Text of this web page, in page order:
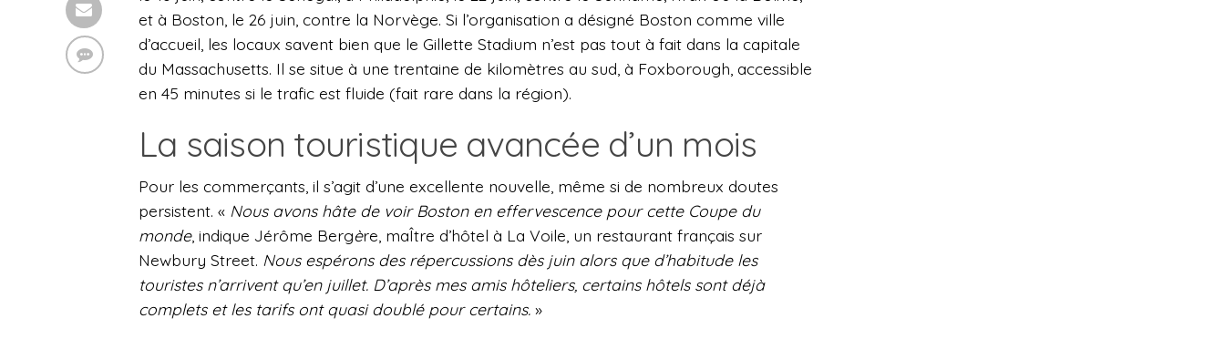
et à Boston, le 26 juin, contre la Norvège. Si l’organisation a désigné Boston comme ville
d’accueil, les locaux savent bien que le Gillette Stadium n’est pas tout à fait dans la capitale
du Massachusetts. Il se situe à une trentaine de kilomètres au sud, à Foxborough, accessible
en 45 minutes si le trafic est fluide (fait rare dans la région).
La saison touristique avancée d’un mois
Pour les commerçants, il s’agit d’une excellente nouvelle, même si de nombreux doutes
persistent. « Nous avons hâte de voir Boston en effervescence pour cette Coupe du
monde, indique Jérôme Bergère, maÎtre d’hôtel à La Voile, un restaurant français sur
Newbury Street. Nous espérons des répercussions dès juin alors que d’habitude les
touristes n’arrivent qu’en juillet. D’après mes amis hôteliers, certains hôtels sont déjà
complets et les tarifs ont quasi doublé pour certains. »